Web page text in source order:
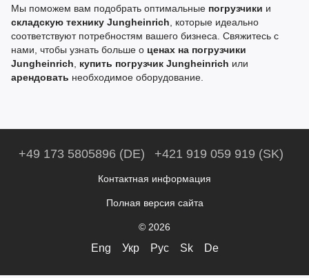
Мы поможем вам подобрать оптимальные погрузчики и
складскую технику Jungheinrich, которые идеально
соответствуют потребностям вашего бизнеса. Свяжитесь с
нами, чтобы узнать больше о ценах на погрузчики
Jungheinrich, купить погрузчик Jungheinrich или
арендовать необходимое оборудование.
+49 173 5805896 (DE) +421 919 059 919 (SK)
Контактная информация
Полная версия сайта
© 2026
Eng Укр Рус Sk De